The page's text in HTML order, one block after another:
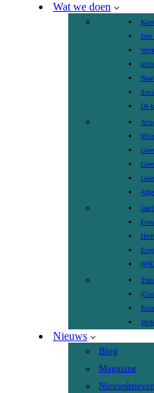
Wat we doen
Just
De
Nieuws
Blog
Magazine
Nieuwsbrieven